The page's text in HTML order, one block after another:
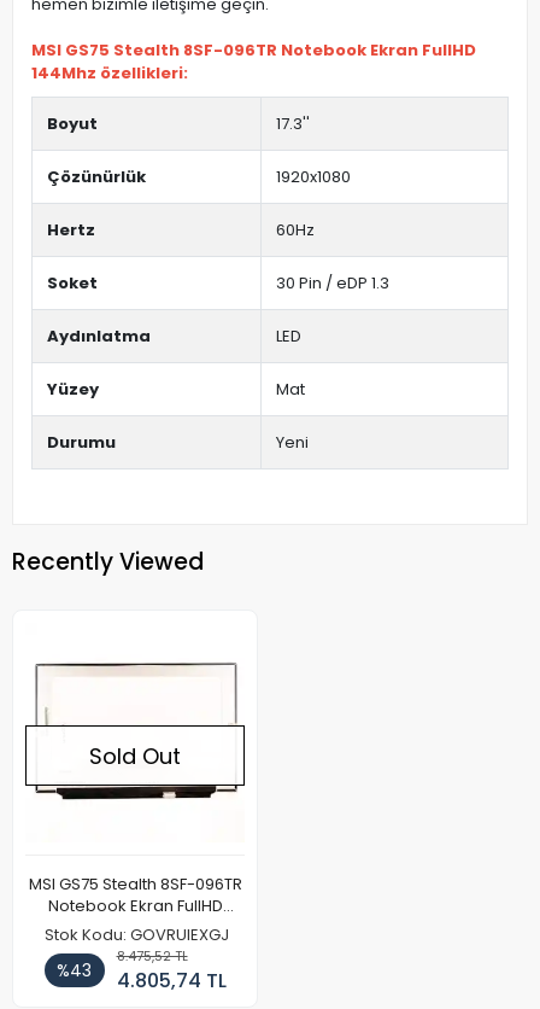
MSI GS75 Stealth 8SF-096TR Notebook Ekran FullHD
144Mhz özellikleri:
Boyut 17.3''
Çözünürlük 1920x1080
Hertz 60Hz
Soket 30 Pin / eDP 1.3
Aydınlatma LED
Yüzey Mat
Durumu Yeni
Recently Viewed
Sold Out
MSI GS75 Stealth 8SF-096TR
Notebook Ekran FullHD
144Mhz
Stok Kodu: GOVRUIEXGJ
%43
8.475,52 TL
4.805,74 TL